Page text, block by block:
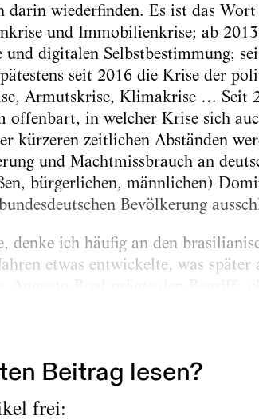
darin wiederfinden. Es ist das
und Immobilienkrise; ab
digitalen Selbstbestimmung;
seit 2016 die Krise der
Armutskrise, Klimakrise … Seit
offenbart, in welcher Krise sich
kürzeren zeitlichen Abständen
und Machtmissbrauch an
bürgerlichen, männlichen)
Bevölkerung
denke ich häufig an den
etwas entwickelte, was später
Beitrag lesen?
frei: